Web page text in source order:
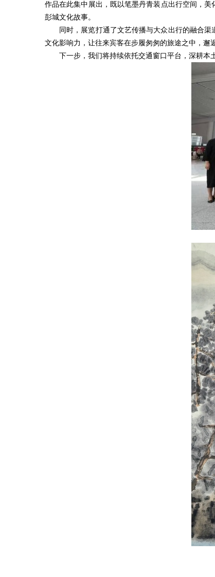
作品在此集中展出，既以笔墨丹青装点出行空间，
彭城文化故事。
同时，展览打通了文艺传播与大众出行的融合
文化影响力，让往来宾客在步履匆匆的旅途之中，邂
下一步，我们将持续依托交通窗口平台，深耕本